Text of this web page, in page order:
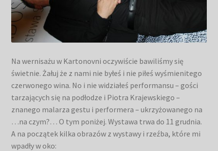
Na wernisażu w Kartonovni oczywiście bawiliśmy się
świetnie. Żałuj że z nami nie byłeś i nie piłeś wyśmienitego
czerwonego wina. No i nie widziałeś performansu – gości
tarzających się na podłodze i Piotra Krajewskiego –
znanego malarza gestu i performera – ukrzyżowanego na
…na czym?… O tym poniżej. Wystawa trwa do 11 grudnia.
A na początek kilka obrazów z wystawy i rzeźba, które mi
wpadły w oko: